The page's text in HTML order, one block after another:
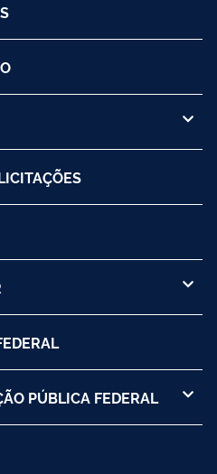
PÚBLICA FEDERAL